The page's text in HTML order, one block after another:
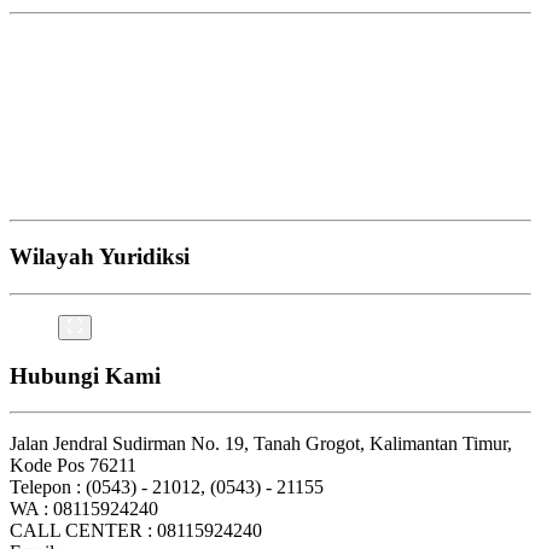
Wilayah Yuridiksi
Hubungi Kami
Jalan Jendral Sudirman No. 19, Tanah Grogot, Kalimantan Timur,
Kode Pos 76211
Telepon : (0543) - 21012, (0543) - 21155
WA : 08115924240
CALL CENTER : 08115924240